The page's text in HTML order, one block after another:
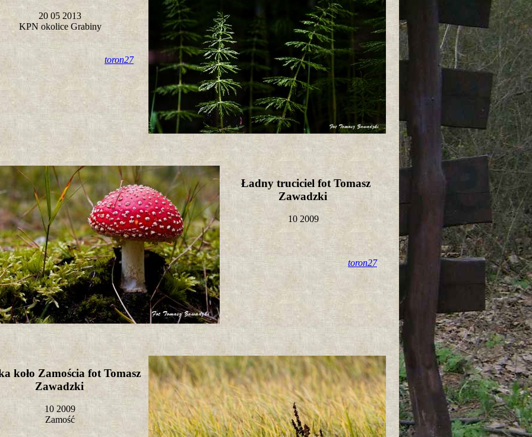
20 05 2013
KPN okolice Grabiny
toron27
Ładny truciciel fot Tomasz
Zawadzki
10 2009
toron27
koło Zamościa fot Tomasz
Zawadzki
10 2009
Zamość